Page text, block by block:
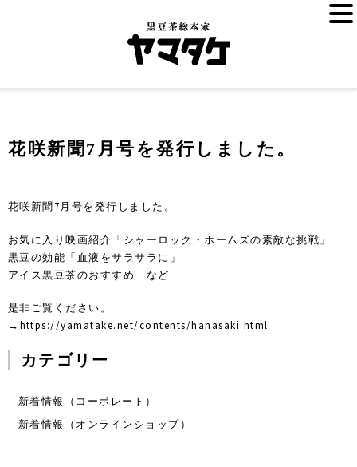
花咲新聞7月号を発行しました。
花咲新聞7月号を発行しました。
お気に入り映画紹介「シャーロック・ホームズの素敵な挑戦」
黒豆の効能「血液をサラサラに」
アイス黒豆茶のおすすめ など
是非ご覧ください。
→ https://yamatake.net/contents/hanasaki.html
カテゴリー
新着情報（コーポレート）
新着情報（オンラインショップ）